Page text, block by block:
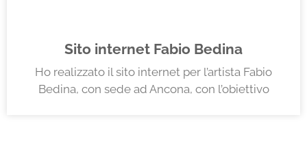
Sito internet Fabio Bedina
Ho realizzato il sito internet per l’artista Fabio
Bedina, con sede ad Ancona, con l’obiettivo